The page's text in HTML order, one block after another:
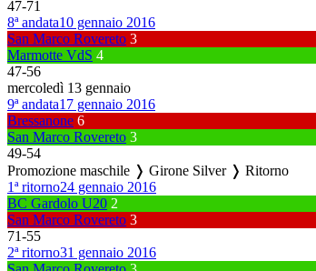
47-71
8ª andata10 gennaio 2016
San Marco Rovereto 3
Marmotte VdS 4
47-56
mercoledì 13 gennaio
9ª andata17 gennaio 2016
Bressanone 6
San Marco Rovereto 3
49-54
Promozione maschile ❭ Girone Silver ❭ Ritorno
1ª ritorno24 gennaio 2016
BC Gardolo U20 2
San Marco Rovereto 3
71-55
2ª ritorno31 gennaio 2016